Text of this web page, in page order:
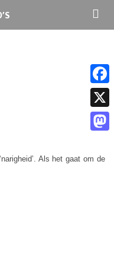
Als het gaat om de
F
a
c
X
a